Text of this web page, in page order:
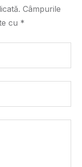
Câmpurile
cu *